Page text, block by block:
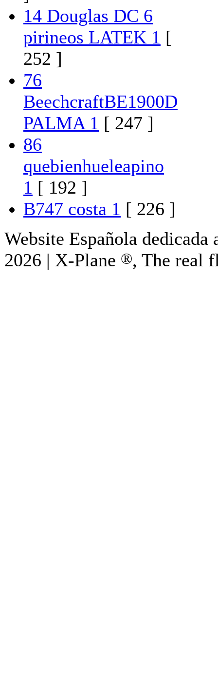
14 Douglas DC 6
pirineos LATEK 1 [
252 ]
76
BeechcraftBE1900D
PALMA 1 [ 247 ]
86
quebienhueleapino
1 [ 192 ]
B747 costa 1 [ 226 ]
Website Española
2026 | X-Plane ®, The real